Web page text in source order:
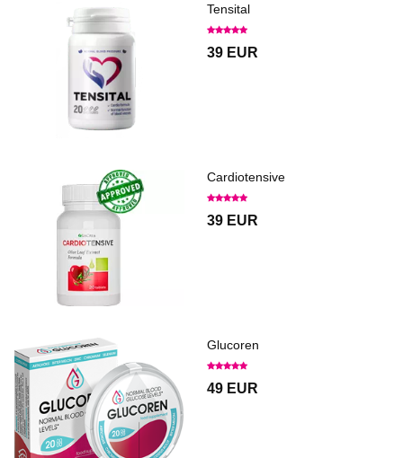
Tensital
39 EUR
Cardiotensive
39 EUR
Glucoren
49 EUR